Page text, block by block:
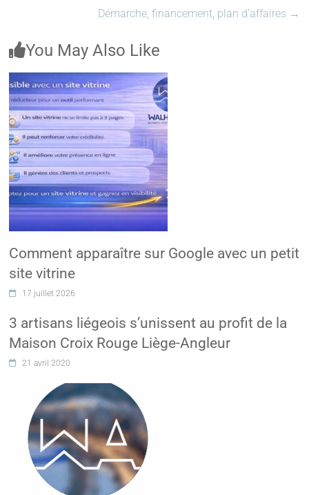
Démarche, financement, plan d’affaires →
You May Also Like
Comment apparaître sur Google avec un petit
site vitrine
17 juillet 2026
3 artisans liégeois s’unissent au profit de la
Maison Croix Rouge Liège-Angleur
21 avril 2020